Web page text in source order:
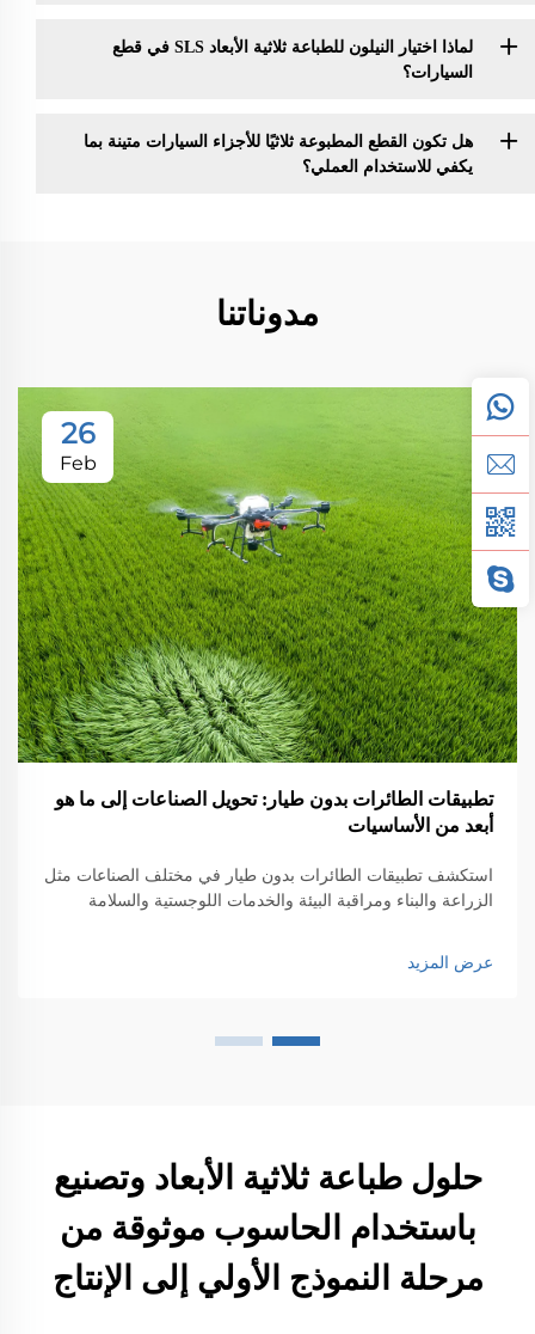
لماذا اختيار النيلون للطباعة ثلاثية الأبعاد SLS في قطع
السيارات؟
هل تكون القطع المطبوعة ثلاثيًا للأجزاء السيارات متينة بما
يكفي للاستخدام العملي؟
مدوناتنا
26
Feb
تطبيقات الطائرات بدون طيار: تحويل الصناعات إلى ما هو
أبعد من الأساسيات
استكشف تطبيقات الطائرات بدون طيار في مختلف الصناعات مثل
الزراعة والبناء ومراقبة البيئة والخدمات اللوجستية والسلامة
عرض المزيد
حلول طباعة ثلاثية الأبعاد وتصنيع
باستخدام الحاسوب موثوقة من
مرحلة النموذج الأولي إلى الإنتاج